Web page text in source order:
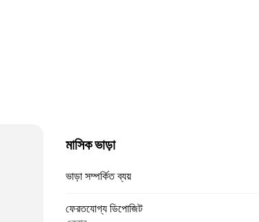
মাসিক ভাড়া
ভাড়া সম্পর্কিত ব্যয়
ফেরতযোগ্য ডিপোজিট